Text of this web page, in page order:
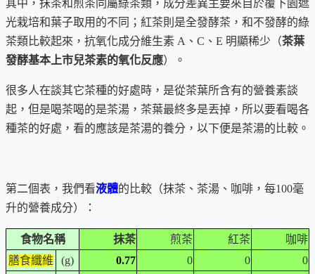
其中，抹茶和煎茶同屬綠茶類，成分差異主要來自於覆下園遮
光栽培和葉子取用的不同；紅茶則是全發酵茶，和不發酵的綠
茶類比較起來，抗氧化成分維生素 A、C、E 明顯稀少（茶葉
發酵基本上市兒茶素的氧化反應）。
很多人在談其它茶種的好處時，是從茶葉所含有的營養素談
起，但是喝茶喝的是茶湯，茶葉最終多是丟掉，所以要看喝各
種茶的好處，看的應該是茶湯的養分，以下便是茶湯的比較。
第二個表，我們看液體的比較（抹茶、茶湯、咖啡， 每100毫
升的營養成分）：
食物名稱 抹茶 煎茶 紅茶
咖啡
膳食纖維
(g) 0.77 0 0
0